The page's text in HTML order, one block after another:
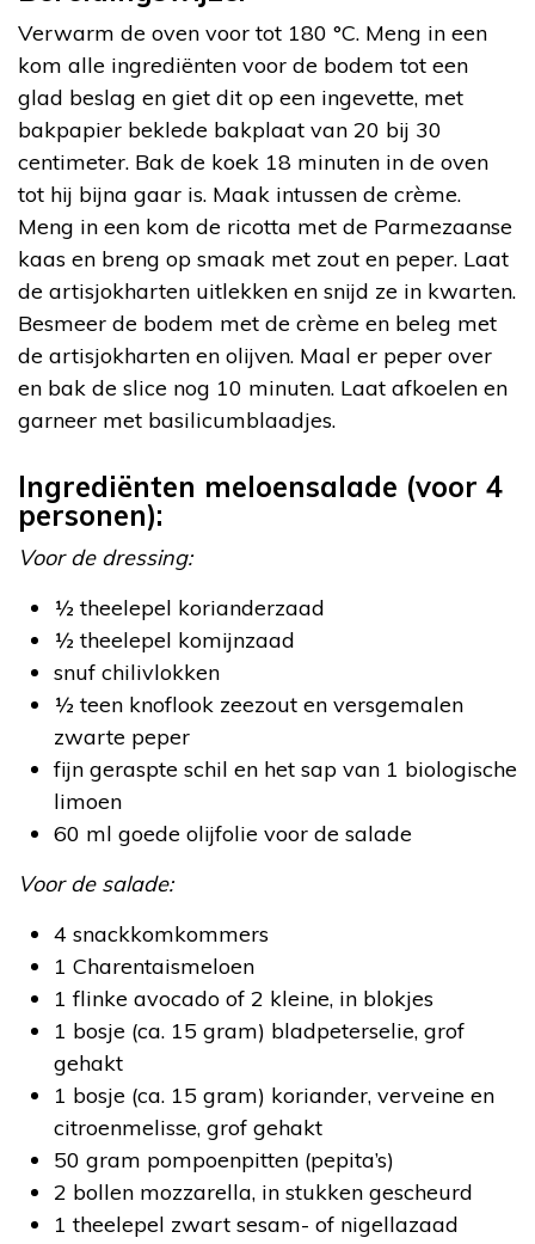
Verwarm de oven voor tot 180 °C. Meng in een
kom alle ingrediënten voor de bodem tot een
glad beslag en giet dit op een ingevette, met
bakpapier beklede bakplaat van 20 bij 30
centimeter. Bak de koek 18 minuten in de oven
tot hij bijna gaar is. Maak intussen de crème.
Meng in een kom de ricotta met de Parmezaanse
kaas en breng op smaak met zout en peper. Laat
de artisjokharten uitlekken en snijd ze in kwarten.
Besmeer de bodem met de crème en beleg met
de artisjokharten en olijven. Maal er peper over
en bak de slice nog 10 minuten. Laat afkoelen en
garneer met basilicumblaadjes.
Ingrediënten meloensalade (voor 4
personen):
Voor de dressing:
½ theelepel korianderzaad
½ theelepel komijnzaad
snuf chilivlokken
½ teen knoflook zeezout en versgemalen
zwarte peper
fijn geraspte schil en het sap van 1 biologische
limoen
60 ml goede olijfolie voor de salade
Voor de salade:
4 snackkomkommers
1 Charentaismeloen
1 flinke avocado of 2 kleine, in blokjes
1 bosje (ca. 15 gram) bladpeterselie, grof
gehakt
1 bosje (ca. 15 gram) koriander, verveine en
citroenmelisse, grof gehakt
50 gram pompoenpitten (pepita’s)
2 bollen mozzarella, in stukken gescheurd
1 theelepel zwart sesam- of nigellazaad